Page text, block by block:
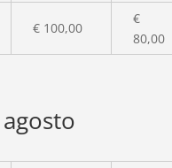
€ 100,00
€
80,00